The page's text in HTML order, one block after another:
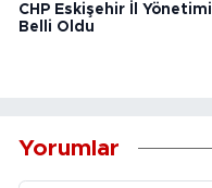
CHP Eskişehir İl Yönetimi
Belli Oldu
Yorumlar